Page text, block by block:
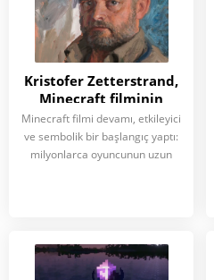
Kristofer Zetterstrand,
Minecraft filminin
devamı için Steve
rolünde Jack Black'i
resmetti
Minecraft filmi devamı, etkileyici
ve sembolik bir başlangıç yaptı:
milyonlarca oyuncunun uzun